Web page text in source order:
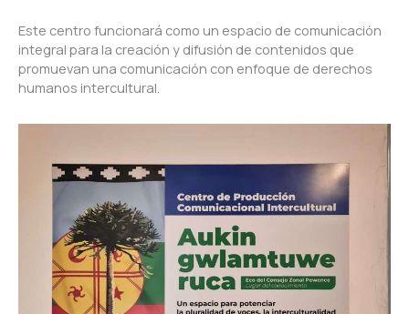
Este centro funcionará como un espacio de comunicación
integral para la creación y difusión de contenidos que
promuevan una comunicación con enfoque de derechos
humanos intercultural.